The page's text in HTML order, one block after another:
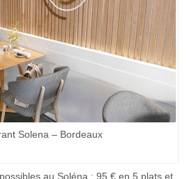
Solena – Bordeaux
au Soléna : 95 € en 5 plats et